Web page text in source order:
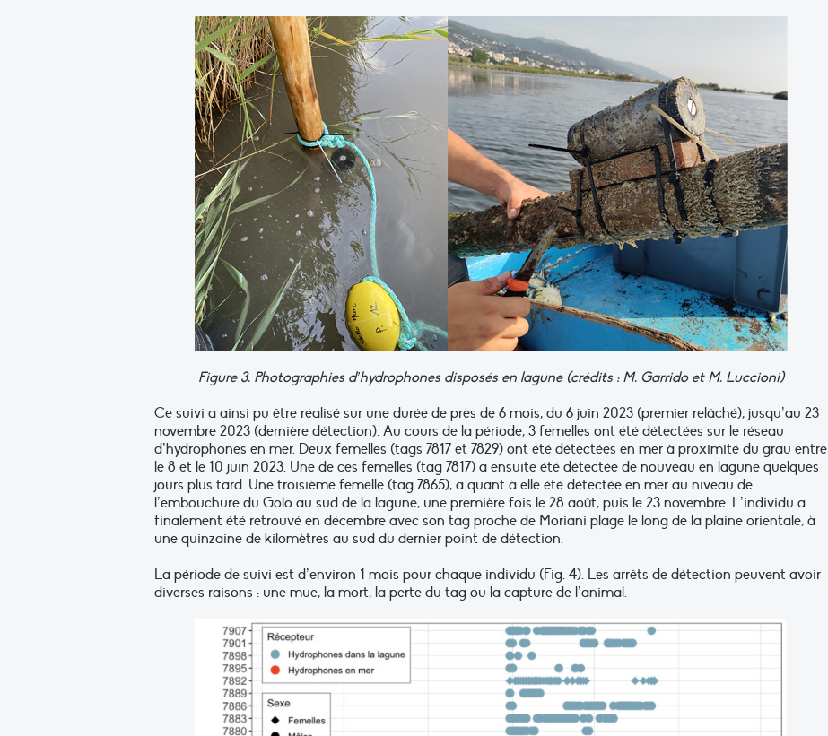
Figure 3. Photographies d’hydrophones disposés en lagune (crédits : M. Garrido et M. Luccioni)
Ce suivi a ainsi pu être réalisé sur une durée de près de 6 mois, du 6 juin 2023 (premier relâché), jusqu’au 23
novembre 2023 (dernière détection). Au cours de la période, 3 femelles ont été détectées sur le réseau
d’hydrophones en mer. Deux femelles (tags 7817 et 7829) ont été détectées en mer à proximité du grau entre
le 8 et le 10 juin 2023. Une de ces femelles (tag 7817) a ensuite été détectée de nouveau en lagune quelques
jours plus tard. Une troisième femelle (tag 7865), a quant à elle été détectée en mer au niveau de
l’embouchure du Golo au sud de la lagune, une première fois le 28 août, puis le 23 novembre. L’individu a
finalement été retrouvé en décembre avec son tag proche de Moriani plage le long de la plaine orientale, à
une quinzaine de kilomètres au sud du dernier point de détection.
La période de suivi est d’environ 1 mois pour chaque individu (Fig. 4). Les arrêts de détection peuvent avoir
diverses raisons : une mue, la mort, la perte du tag ou la capture de l’animal.